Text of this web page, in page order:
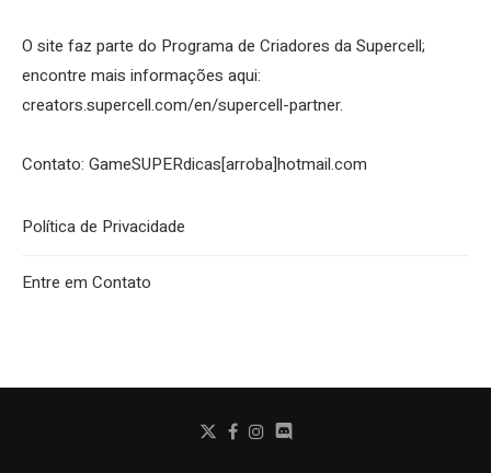
O site faz parte do Programa de Criadores da Supercell;
encontre mais informações aqui:
creators.supercell.com/en/supercell-partner.
Contato: GameSUPERdicas[arroba]hotmail.com
Política de Privacidade
Entre em Contato